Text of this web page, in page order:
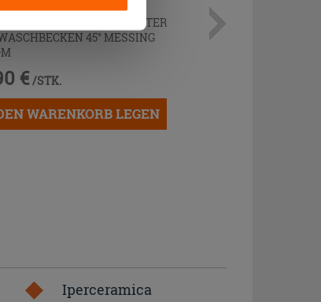
ZUR MONTAGE UNTER
45° MESSING
€ /STK.
WARENKORB LEGEN
Iperceramica